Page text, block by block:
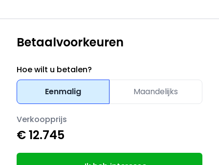
Betaalvoorkeuren
Hoe wilt u betalen?
Eenmalig
Maandelijks
Verkoopprijs
€ 12.745